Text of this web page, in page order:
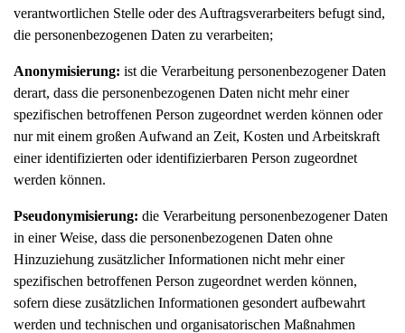
verantwortlichen Stelle oder des Auftragsverarbeiters befugt sind,
die personenbezogenen Daten zu verarbeiten;
Anonymisierung: ist die Verarbeitung personenbezogener Daten
derart, dass die personenbezogenen Daten nicht mehr einer
spezifischen betroffenen Person zugeordnet werden können oder
nur mit einem großen Aufwand an Zeit, Kosten und Arbeitskraft
einer identifizierten oder identifizierbaren Person zugeordnet
werden können.
Pseudonymisierung: die Verarbeitung personenbezogener Daten
in einer Weise, dass die personenbezogenen Daten ohne
Hinzuziehung zusätzlicher Informationen nicht mehr einer
spezifischen betroffenen Person zugeordnet werden können,
sofern diese zusätzlichen Informationen gesondert aufbewahrt
werden und technischen und organisatorischen Maßnahmen